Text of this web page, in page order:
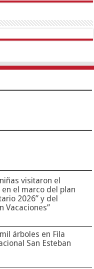
visitaron el
el marco del plan
2026” y del
Vacaciones”
árboles en Fila
San Esteban